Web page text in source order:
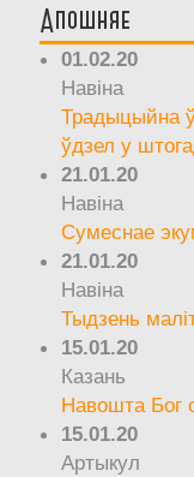
Апошняе
01.02.20
Навіна
Традыцыйна
ўдзел у
21.01.20
Навіна
Сумеснае
21.01.20
Навіна
Тыдзень
15.01.20
Казань
Навошта Бог
15.01.20
Артыкул